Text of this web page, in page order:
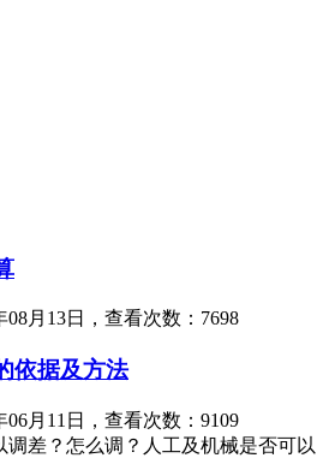
08月13日，查看次数：7698
依据及方法
06月11日，查看次数：9109
调差？怎么调？人工及机械是否可以